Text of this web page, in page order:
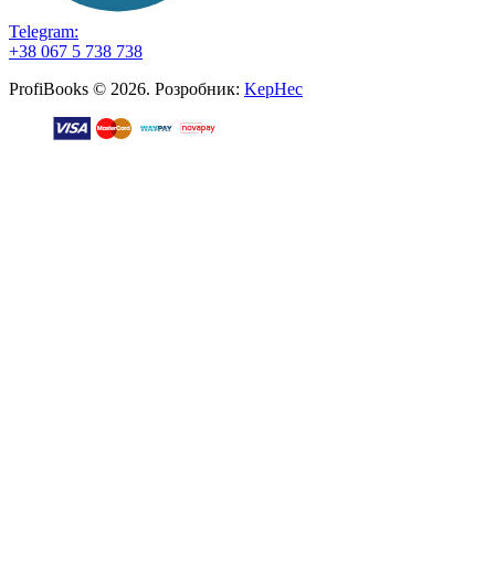
Telegram:
+38 067 5 738 738
ProfiBooks © 2026. Розробник: KepHec